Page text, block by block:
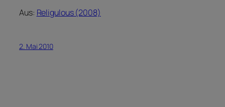
Aus: Religulous (2008)
2. Mai 2010